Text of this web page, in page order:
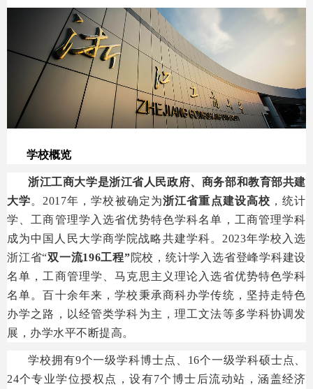
学校概览
浙江工商大学是浙江省人民政府、商务部和教育部共建
大学。2017年，学校被确定为浙江省重点建设高校 ，统计
学、工商管理学入选省优势特色学科名单，工商管理学科
成为中国人民大学商学院战略共建学科。2023年学校入选
浙江省“双一流196工程”院校，统计学入选省登峰学科建设
名单，工商管理学、马克思主义理论入选省优势特色学科
名单。百十余年来，学校秉承商科办学传统，坚持走特色
办学之路，以经管类学科为主，理工文法等多学科协调发
展，办学水平不断提高。
学校拥有9个一级学科博士点、16个一级学科硕士点、
24个专业学位授权点，设有7个博士后流动站，涵盖经济